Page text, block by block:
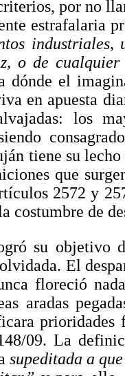
por no
estrafalaria
o de
dónde el
en apuesta
los
tiene su
que
2572 y
costumbre de
su objetivo
El
floreció
aradas
09. La
supeditada a